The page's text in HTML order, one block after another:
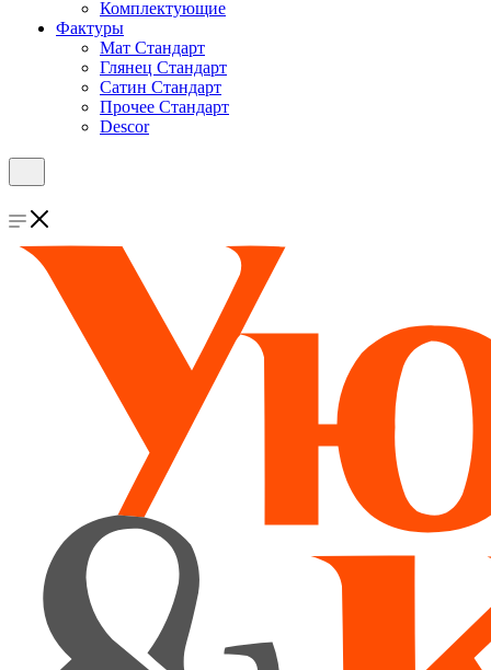
Комплектующие
Фактуры
Мат Стандарт
Глянец Стандарт
Сатин Стандарт
Прочее Стандарт
Descor